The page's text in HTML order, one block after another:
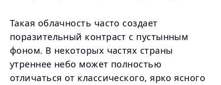
Такая облачность часто создает
поразительный контраст с пустынным
фоном. В некоторых частях страны
утреннее небо может полностью
отличаться от классического, ярко ясного